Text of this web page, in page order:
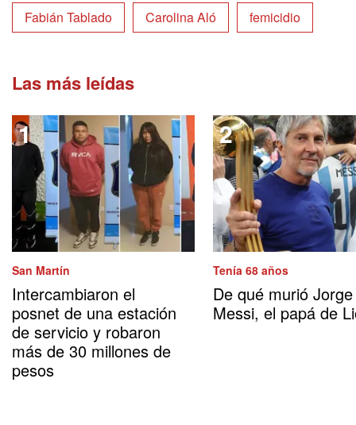
Fabián Tablado Carolina Aló femicidio
Las más leídas
San Martín
Intercambiaron el
posnet de una estación
de servicio y robaron
más de 30 millones de
pesos
Tenía 68 años
De qué murió Jorge
Messi, el papá de